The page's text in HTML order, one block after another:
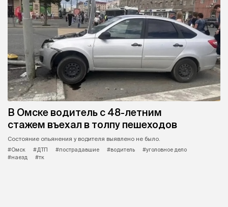
В Омске водитель с 48-летним
стажем въехал в толпу пешеходов
Состояние опьянения у водителя выявлено не было.
#Омск
#ДТП #пострадавшие #водитель
#уголовное дело
#наезд
#тк